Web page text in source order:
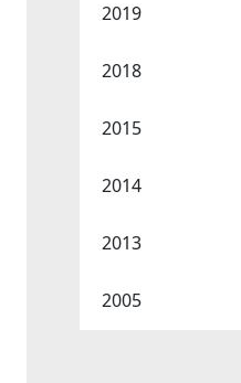
2019
2018
2015
2014
2013
2005